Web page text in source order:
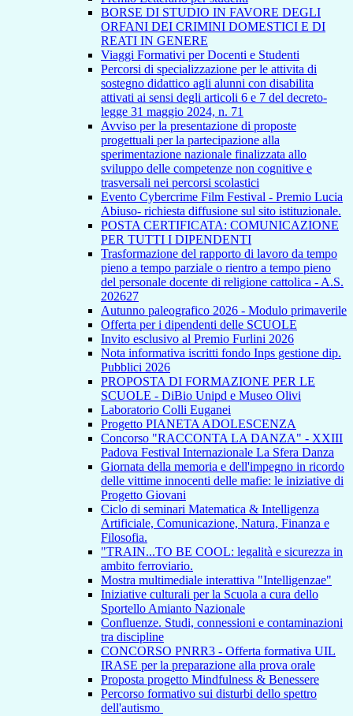
BORSE DI STUDIO IN FAVORE DEGLI
ORFANI DEI CRIMINI DOMESTICI E DI
REATI IN GENERE
Viaggi Formativi per Docenti e Studenti
Percorsi di specializzazione per le attivita di
sostegno didattico agli alunni con disabilita
attivati ai sensi degli articoli 6 e 7 del decreto-
legge 31 maggio 2024, n. 71
Avviso per la presentazione di proposte
progettuali per la partecipazione alla
sperimentazione nazionale finalizzata allo
sviluppo delle competenze non cognitive e
trasversali nei percorsi scolastici
Evento Cybercrime Film Festival - Premio Lucia
Abiuso- richiesta diffusione sul sito istituzionale.
POSTA CERTIFICATA: COMUNICAZIONE
PER TUTTI I DIPENDENTI
Trasformazione del rapporto di lavoro da tempo
pieno a tempo parziale o rientro a tempo pieno
del personale docente di religione cattolica - A.S.
202627
Autunno paleografico 2026 - Modulo primaverile
Offerta per i dipendenti delle SCUOLE
Invito esclusivo al Premio Furlini 2026
Nota informativa iscritti fondo Inps gestione dip.
Pubblici 2026
PROPOSTA DI FORMAZIONE PER LE
SCUOLE - DiBio Unipd e Museo Olivi
Laboratorio Colli Euganei
Progetto PIANETA ADOLESCENZA
Concorso "RACCONTA LA DANZA" - XXIII
Padova Festival Internazionale La Sfera Danza
Giornata della memoria e dell'impegno in ricordo
delle vittime innocenti delle mafie: le iniziative di
Progetto Giovani
Ciclo di seminari Matematica & Intelligenza
Artificiale, Comunicazione, Natura, Finanza e
Filosofia.
"TRAIN...TO BE COOL: legalità e sicurezza in
ambito ferroviario.
Mostra multimediale interattiva "Intelligenzae"
Iniziative culturali per la Scuola a cura dello
Sportello Amianto Nazionale
Confluenze. Studi, connessioni e contaminazioni
tra discipline
CONCORSO PNRR3 - Offerta formativa UIL
IRASE per la preparazione alla prova orale
Proposta progetto Mindfulness & Benessere
Percorso formativo sui disturbi dello spettro
dell'autismo